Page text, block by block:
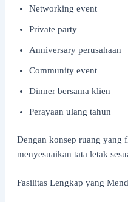
Networking event
Private party
Anniversary perusahaan
Community event
Dinner bersama klien
Perayaan ulang tahun
Dengan konsep ruang yang
menyesuaikan tata letak
Fasilitas Lengkap yang